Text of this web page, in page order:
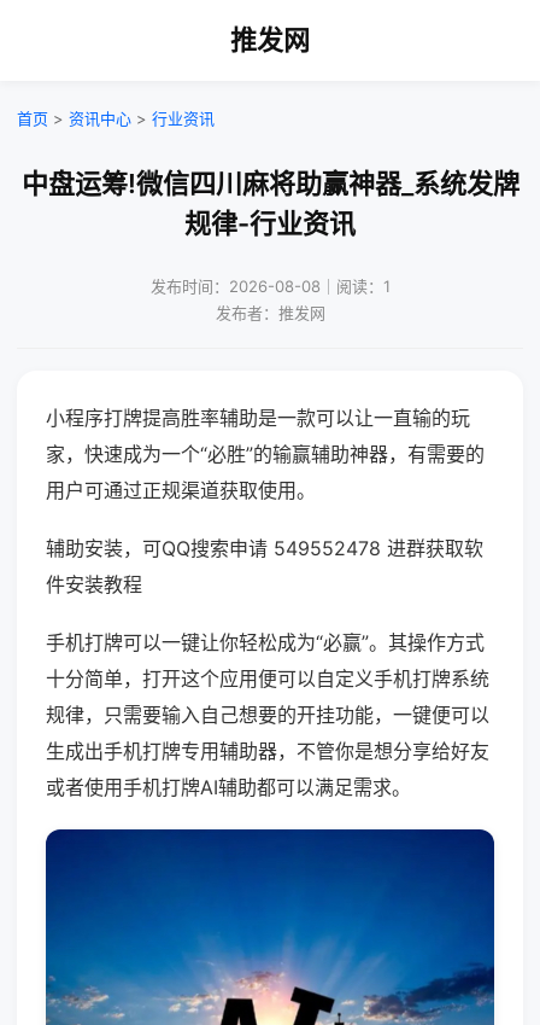
推发网
首页 > 资讯中心 > 行业资讯
中盘运筹!微信四川麻将助赢神器_系统发牌
规律-行业资讯
发布时间：2026-08-08｜阅读：1
发布者：推发网
小程序打牌提高胜率辅助是一款可以让一直输的玩
家，快速成为一个“必胜”的输赢辅助神器，有需要的
用户可通过正规渠道获取使用。
辅助安装，可QQ搜索申请 549552478 进群获取软
件安装教程
手机打牌可以一键让你轻松成为“必赢”。其操作方式
十分简单，打开这个应用便可以自定义手机打牌系统
规律，只需要输入自己想要的开挂功能，一键便可以
生成出手机打牌专用辅助器，不管你是想分享给好友
或者使用手机打牌AI辅助都可以满足需求。